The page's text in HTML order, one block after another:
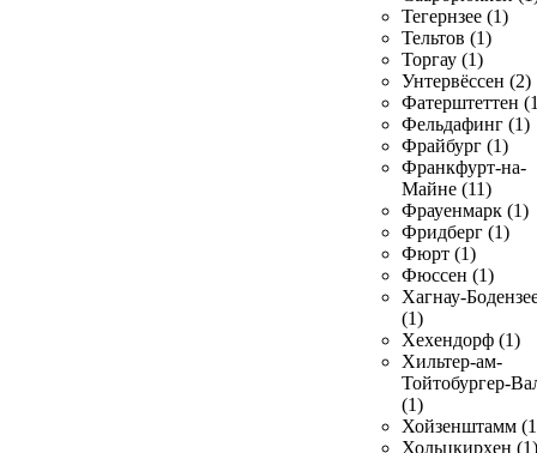
Тегернзее (1)
Тельтов (1)
Торгау (1)
Унтервёссен (2)
Фатерштеттен
Фельдафинг (1)
Фрайбург (1)
Франкфурт-на-
Майне (11)
Фрауенмарк (1)
Фридберг (1)
Фюрт (1)
Фюссен (1)
Хагнау-
(1)
Хехендорф (1)
Хильтер-ам-
Тойтобургер-
(1)
Хойзенштамм
Хольцкирхен (1)